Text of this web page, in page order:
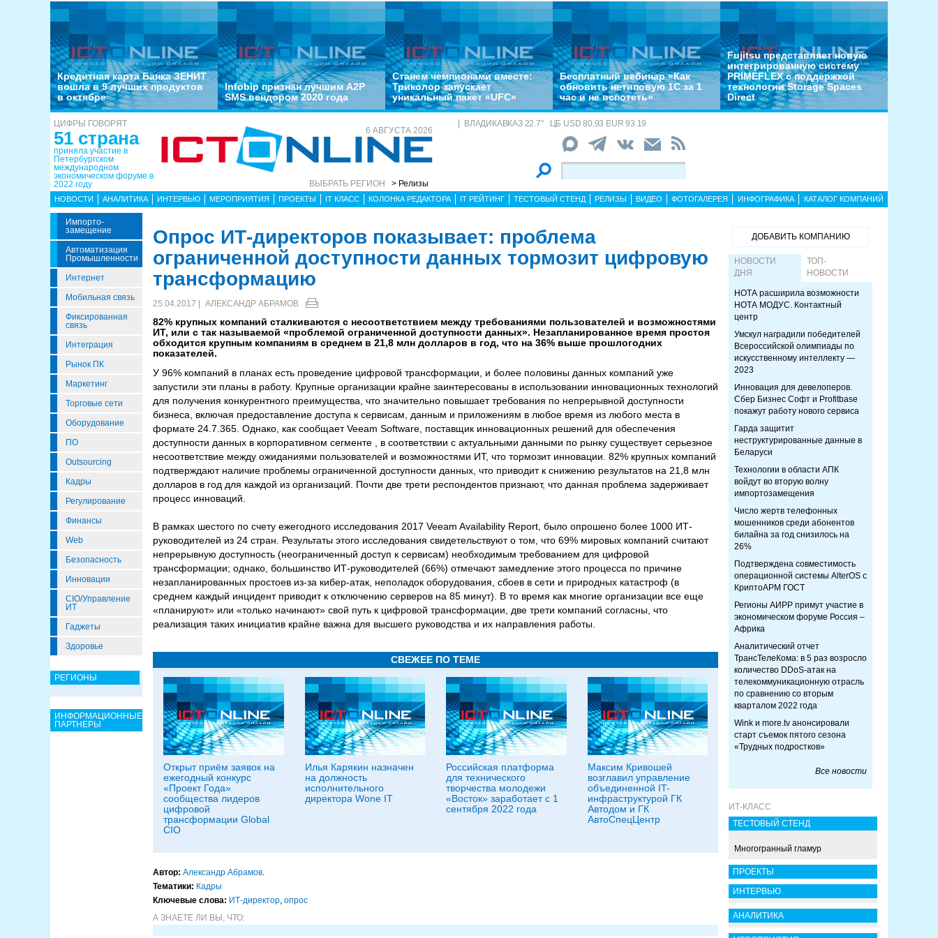
Кредитная карта Банка ЗЕНИТ
вошла в 9 лучших продуктов
в октябре
Infobip признан лучшим A2P
SMS вендором 2020 года
Станем чемпионами вместе:
Триколор запускает
уникальный пакет «UFC»
Бесплатный вебинар «Как
обновить нетиповую 1С за 1
час и не вспотеть»
Fujitsu представляет новую
интегрированную систему
PRIMEFLEX с поддержкой
технологии Storage Spaces
Direct
ЦИФРЫ ГОВОРЯТ
51 страна
приняла участие в
Петербургском
международном
экономическом форуме в
2022 году
6 АВГУСТА 2026
ВЫБРАТЬ РЕГИОН > Релизы
ВЛАДИКАВКАЗ 22.7° ЦБ USD 80.93 EUR 93.19
НОВОСТИ АНАЛИТИКА ИНТЕРВЬЮ МЕРОПРИЯТИЯ ПРОЕКТЫ IT КЛАСС КОЛОНКА РЕДАКТОРА IT РЕЙТИНГ ТЕСТОВЫЙ СТЕНД РЕЛИЗЫ ВИДЕО ФОТОГАЛЕРЕЯ ИНФОГРАФИКА КАТАЛОГ КОМПАНИЙ
Импорто­
Замещение
Автоматизация
Промышленности
Интернет
Мобильная связь
Фиксированная
связь
Интеграция
Рынок ПК
Маркетинг
Торговые сети
Оборудование
ПО
Outsourcing
Кадры
Регулирование
Финансы
Web
Безопасность
Инновации
CIO/Управление
ИТ
Гаджеты
Здоровье
РЕГИОНЫ
ИНФОРМАЦИОННЫЕ
ПАРТНЕРЫ
Опрос ИТ-директоров показывает: проблема
ограниченной доступности данных тормозит цифровую
трансформацию
25.04.2017 | АЛЕКСАНДР АБРАМОВ
82% крупных компаний сталкиваются с несоответствием между требованиями пользователей и возможностями
ИТ, или с так называемой «проблемой ограниченной доступности данных». Незапланированное время простоя
обходится крупным компаниям в среднем в 21,8 млн долларов в год, что на 36% выше прошлогодних
показателей.
У 96% компаний в планах есть проведение цифровой трансформации, и более половины данных компаний уже
запустили эти планы в работу. Крупные организации крайне заинтересованы в использовании инновационных технологий
для получения конкурентного преимущества, что значительно повышает требования по непрерывной доступности
бизнеса, включая предоставление доступа к сервисам, данным и приложениям в любое время из любого места в
формате 24.7.365. Однако, как сообщает Veeam Software, поставщик инновационных решений для обеспечения
доступности данных в корпоративном сегменте , в соответствии с актуальными данными по рынку существует серьезное
несоответствие между ожиданиями пользователей и возможностями ИТ, что тормозит инновации. 82% крупных компаний
подтверждают наличие проблемы ограниченной доступности данных, что приводит к снижению результатов на 21,8 млн
долларов в год для каждой из организаций. Почти две трети респондентов признают, что данная проблема задерживает
процесс инноваций.
В рамках шестого по счету ежегодного исследования 2017 Veeam Availability Report, было опрошено более 1000 ИТ-
руководителей из 24 стран. Результаты этого исследования свидетельствуют о том, что 69% мировых компаний считают
непрерывную доступность (неограниченный доступ к сервисам) необходимым требованием для цифровой
трансформации; однако, большинство ИТ-руководителей (66%) отмечают замедление этого процесса по причине
незапланированных простоев из-за кибер-атак, неполадок оборудования, сбоев в сети и природных катастроф (в
среднем каждый инцидент приводит к отключению серверов на 85 минут). В то время как многие организации все еще
«планируют» или «только начинают» свой путь к цифровой трансформации, две трети компаний согласны, что
реализация таких инициатив крайне важна для высшего руководства и их направления работы.
СВЕЖЕЕ ПО ТЕМЕ
Открыт приём заявок на
ежегодный конкурс
«Проект Года»
сообщества лидеров
цифровой
трансформации Global
CIO
Илья Карякин назначен
на должность
исполнительного
директора Wone IT
Российская платформа
для технического
творчества молодежи
«Восток» заработает с 1
сентября 2022 года
Максим Кривошей
возглавил управление
объединенной IT-
инфраструктурой ГК
Автодом и ГК
АвтоСпецЦентр
Автор: Александр Абрамов.
Тематики: Кадры
Ключевые слова: ИТ-директор, опрос
А ЗНАЕТЕ ЛИ ВЫ, ЧТО:
ДОБАВИТЬ КОМПАНИЮ
НОВОСТИ
ДНЯ
ТОП-
НОВОСТИ
НОТА расширила возможности
НОТА МОДУС. Контактный
центр
Умскул наградили победителей
Всероссийской олимпиады по
искусственному интеллекту —
2023
Инновация для девелоперов.
Сбер Бизнес Софт и Profitbase
покажут работу нового сервиса
Гарда защитит
неструктурированные данные в
Беларуси
Технологии в области АПК
войдут во вторую волну
импортозамещения
Число жертв телефонных
мошенников среди абонентов
билайна за год снизилось на
26%
Подтверждена совместимость
операционной системы AlterOS с
КриптоАРМ ГОСТ
Регионы АИРР примут участие в
экономическом форуме Россия –
Африка
Аналитический отчет
ТрансТелеКома: в 5 раз возросло
количество DDoS-атак на
телекоммуникационную отрасль
по сравнению со вторым
кварталом 2022 года
Wink и more.tv анонсировали
старт съемок пятого сезона
«Трудных подростков»
Все новости
ИТ-КЛАСС
ТЕСТОВЫЙ СТЕНД
Многогранный гламур
ПРОЕКТЫ
ИНТЕРВЬЮ
АНАЛИТИКА